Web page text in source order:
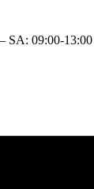
SA: 09:00-